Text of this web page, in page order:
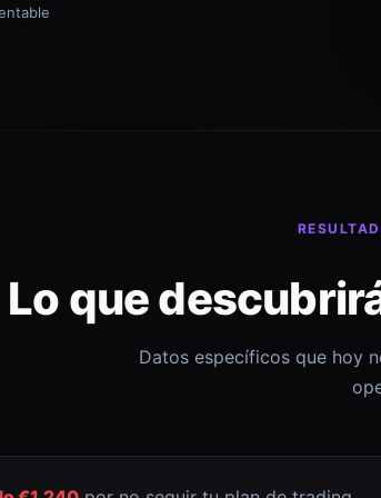
Lo que
Datos específicos que hoy